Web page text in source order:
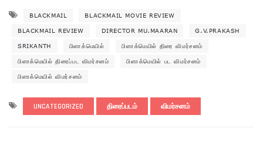
BLACKMAIL BLACKMAIL MOVIE REVIEW
BLACKMAIL REVIEW DIRECTOR MU.MAARAN G.V.PRAKASH
SRIKANTH பிளாக்மெயில் பிளாக்மெயில் திரை விமர்சனம்
பிளாக்மெயில் திரைப்பட விமர்சனம் பிளாக்மெயில் பட விமர்சனம்
பிளாக்மெயில் விமர்சனம்
UNCATEGORIZED திரைப்படம் விமர்சனம்